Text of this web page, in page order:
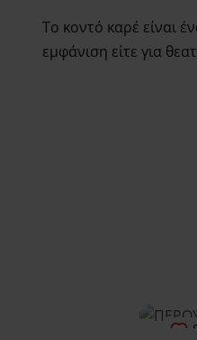
Το κοντό καρέ είναι
εμφάνιση είτε για